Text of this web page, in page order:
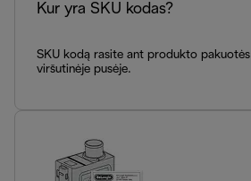
Kur yra SKU kodas?
SKU kodą rasite ant produkto
viršutinėje pusėje.